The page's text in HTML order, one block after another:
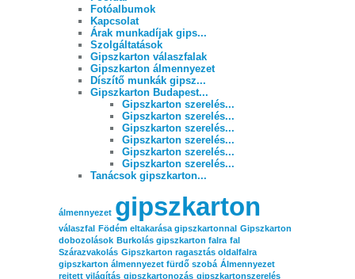
Fotóalbumok
Kapcsolat
Árak munkadíjak gips...
Szolgáltatások
Gipszkarton válaszfalak
Gipszkarton álmennyezet
Díszítő munkák gipsz...
Gipszkarton Budapest...
Gipszkarton szerelés...
Gipszkarton szerelés...
Gipszkarton szerelés...
Gipszkarton szerelés...
Gipszkarton szerelés...
Gipszkarton szerelés...
Tanácsok gipszkarton...
álmennyezet gipszkarton
válaszfal Födém eltakarása gipszkartonnal Gipszkarton
dobozolások Burkolás gipszkarton falra fal
Szárazvakolás Gipszkarton ragasztás oldalfalra
gipszkarton álmennyezet fürdő szobá Álmennyezet
rejtett világítás gipszkartonozás gipszkartonszerelés